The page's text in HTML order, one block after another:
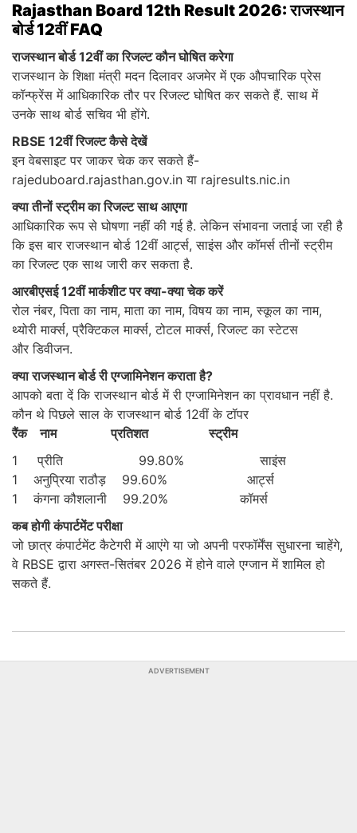
Rajasthan Board 12th Result 2026: राजस्थान
बोर्ड 12वीं FAQ
राजस्थान बोर्ड 12वीं का रिजल्ट कौन घोषित करेगा
राजस्थान के शिक्षा मंत्री मदन दिलावर अजमेर में एक औपचारिक प्रेस
कॉन्फ्रेंस में आधिकारिक तौर पर रिजल्ट घोषित कर सकते हैं. साथ में
उनके साथ बोर्ड सचिव भी होंगे.
RBSE 12वीं रिजल्ट कैसे देखें
इन वेबसाइट पर जाकर चेक कर सकते हैं-
rajeduboard.rajasthan.gov.in या rajresults.nic.in
क्या तीनों स्ट्रीम का रिजल्ट साथ आएगा
आधिकारिक रूप से घोषणा नहीं की गई है. लेकिन संभावना जताई जा रही है
कि इस बार राजस्थान बोर्ड 12वीं आर्ट्स, साइंस और कॉमर्स तीनों स्ट्रीम
का रिजल्ट एक साथ जारी कर सकता है.
आरबीएसई 12वीं मार्कशीट पर क्या-क्या चेक करें
रोल नंबर, पिता का नाम, माता का नाम, विषय का नाम, स्कूल का नाम,
थ्योरी मार्क्स, प्रैक्टिकल मार्क्स, टोटल मार्क्स, रिजल्ट का स्टेटस
और डिवीजन.
क्या राजस्थान बोर्ड री एग्जामिनेशन कराता है?
आपको बता दें कि राजस्थान बोर्ड में री एग्जामिनेशन का प्रावधान नहीं है.
कौन थे पिछले साल के राजस्थान बोर्ड 12वीं के टॉपर
रैंक नाम प्रतिशत स्ट्रीम
1 प्रीति 99.80% साइंस
1 अनुप्रिया राठौड़ 99.60% आर्ट्स
1 कंगना कौशलानी 99.20% कॉमर्स
कब होगी कंपार्टमेंट परीक्षा
जो छात्र कंपार्टमेंट कैटेगरी में आएंगे या जो अपनी परफॉर्मेंस सुधारना चाहेंगे,
वे RBSE द्वारा अगस्त-सितंबर 2026 में होने वाले एग्जान में शामिल हो
सकते हैं.
ADVERTISEMENT